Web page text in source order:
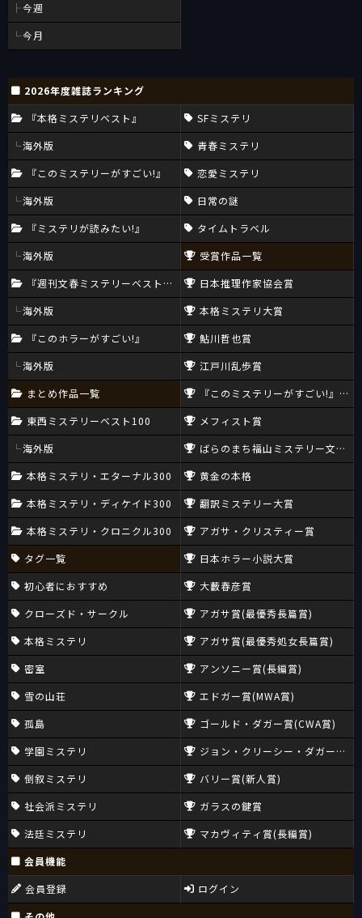
今週
今月
2026年度雑誌ランキング
『本格ミステリベスト』
海外版
『このミステリーがすごい!』
海外版
『ミステリが読みたい!』
海外版
『週刊文春ミステリーベスト10』
海外版
『このホラーがすごい!』
海外版
まとめ作品一覧
東西ミステリーベスト100
海外版
本格ミステリ・エターナル300
本格ミステリ・ディケイド300
本格ミステリ・クロニクル300
タグ一覧
初心者におすすめ
クローズド・サークル
本格ミステリ
密室
雪の山荘
孤島
学園ミステリ
倒叙ミステリ
社会派ミステリ
法廷ミステリ
SFミステリ
青春ミステリ
恋愛ミステリ
日常の謎
タイムトラベル
受賞作品一覧
日本推理作家協会賞
本格ミステリ大賞
鮎川哲也賞
江戸川乱歩賞
『このミステリーがすごい!』大賞
メフィスト賞
ばらのまち福山ミステリー文学新
黄金の本格
翻訳ミステリー大賞
アガサ・クリスティー賞
日本ホラー小説大賞
大藪春彦賞
アガサ賞(最優秀長篇賞)
アガサ賞(最優秀処女長篇賞)
アンソニー賞(長編賞)
エドガー賞(MWA賞)
ゴールド・ダガー賞(CWA賞)
ジョン・クリーシー・ダガー賞
バリー賞(新人賞)
ガラスの鍵賞
マカヴィティ賞(長編賞)
会員機能
会員登録
ログイン